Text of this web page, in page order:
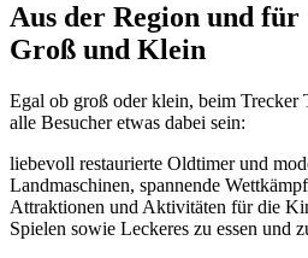
Aus der Region und
Groß und Klein
Egal ob groß oder klein, beim
alle Besucher etwas dabei sein:
liebevoll restaurierte Oldtimer und
Landmaschinen, spannende
Attraktionen und Aktivitäten für die
Spielen sowie Leckeres zu essen und